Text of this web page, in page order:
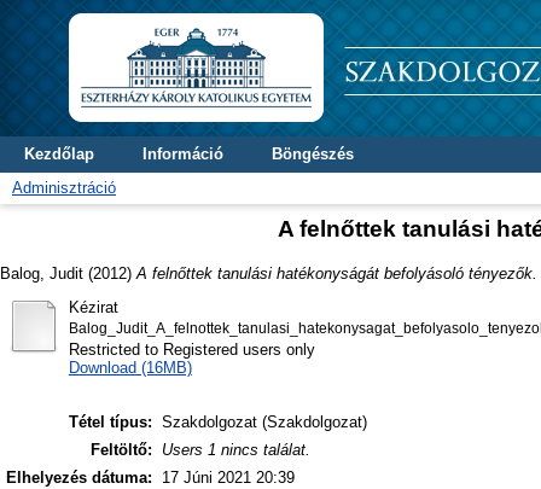
Kezdőlap Információ
Böngészés
Adminisztráció
A felnőttek tanulási
Balog, Judit (2012) A felnőttek tanulási hatékonyságát befolyásoló tényezők.
Kézirat
Restricted to Registered users only
Download (16MB)
Tétel típus: Szakdolgozat (Szakdolgozat)
Feltöltő:
Users 1 nincs találat.
Elhelyezés dátuma:
17 Júni 2021 20:39